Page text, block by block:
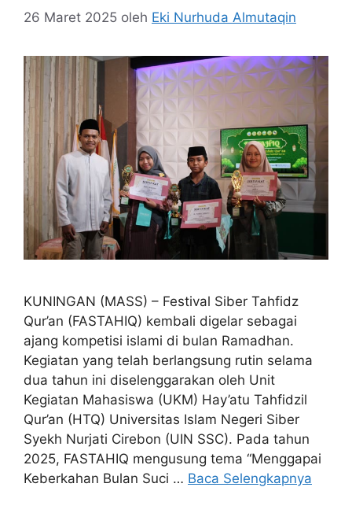
26 Maret 2025 oleh Eki Nurhuda Almutaqin
KUNINGAN (MASS) – Festival Siber Tahfidz
Qur’an (FASTAHIQ) kembali digelar sebagai
ajang kompetisi islami di bulan Ramadhan.
Kegiatan yang telah berlangsung rutin selama
dua tahun ini diselenggarakan oleh Unit
Kegiatan Mahasiswa (UKM) Hay’atu Tahfidzil
Qur’an (HTQ) Universitas Islam Negeri Siber
Syekh Nurjati Cirebon (UIN SSC). Pada tahun
2025, FASTAHIQ mengusung tema “Menggapai
Keberkahan Bulan Suci … Baca Selengkapnya